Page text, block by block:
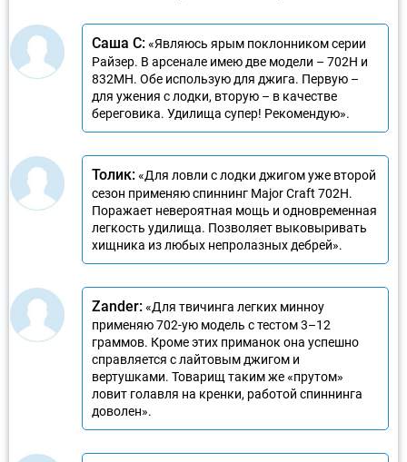
Саша С:«Являюсь ярым поклонником серии
Райзер. В арсенале имею две модели – 702H и
832МН. Обе использую для джига. Первую –
для ужения с лодки, вторую – в качестве
береговика. Удилища супер! Рекомендую».
Толик:«Для ловли с лодки джигом уже второй
сезон применяю спиннинг Major Craft 702H.
Поражает невероятная мощь и одновременная
легкость удилища. Позволяет выковыривать
хищника из любых непролазных дебрей».
Zander:«Для твичинга легких минноу
применяю 702-ую модель с тестом 3–12
граммов. Кроме этих приманок она успешно
справляется с лайтовым джигом и
вертушками. Товарищ таким же «прутом»
ловит голавля на кренки, работой спиннинга
доволен».